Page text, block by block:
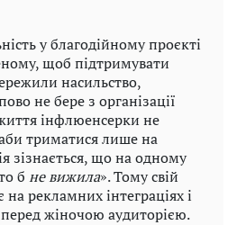
у благодійному проєкті
щоб підтримувати
насильство,
не бере з організації
інфлюенсерки не
триматися лише на
зізнається, що на одному
б не вижила». Тому свій
на рекламних інтеграціях і
жіночою аудиторією.